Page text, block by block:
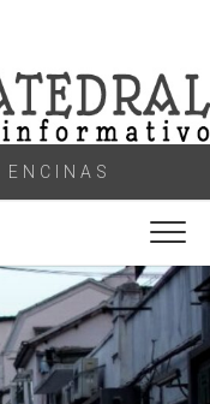
ENCINAS